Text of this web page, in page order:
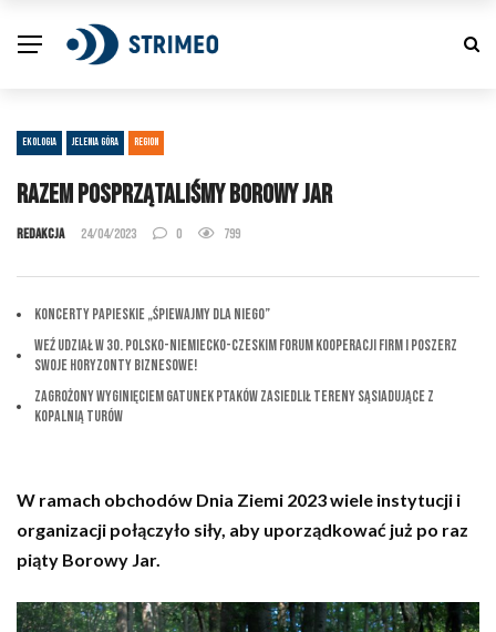
EKOLOGIA JELENIA GÓRA REGION
Razem posprzątaliśmy Borowy Jar
Redakcja 24/04/2023 0 799
Koncerty Papieskie „Śpiewajmy dla Niego”
Weź udział w 30. Polsko-Niemiecko-Czeskim Forum Kooperacji Firm i Poszerz
Swoje Horyzonty Biznesowe!
Zagrożony wyginięciem gatunek ptaków zasiedlił tereny sąsiadujące z
Kopalnią Turów
W ramach obchodów Dnia Ziemi 2023 wiele instytucji i
organizacji połączyło siły, aby uporządkować już po raz
piąty Borowy Jar.